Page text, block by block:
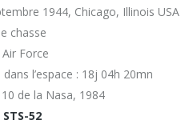
1944, Chicago, Illinois USA
chasse
Force
l’espace : 18j 04h 20mn
de la Nasa, 1984
STS-52